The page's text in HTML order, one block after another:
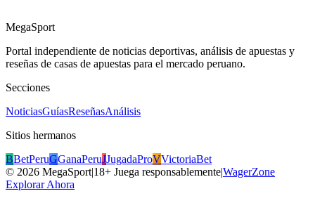
MegaSport
Portal independiente de noticias deportivas, análisis de apuestas y
reseñas de casas de apuestas para el mercado peruano.
Secciones
NoticiasGuíasReseñasAnálisis
Sitios hermanos
BBetPeruGGanaPeruJJugadaProVVictoriaBet
© 2026 MegaSport|18+ Juega responsablemente|WagerZone
Explorar Ahora